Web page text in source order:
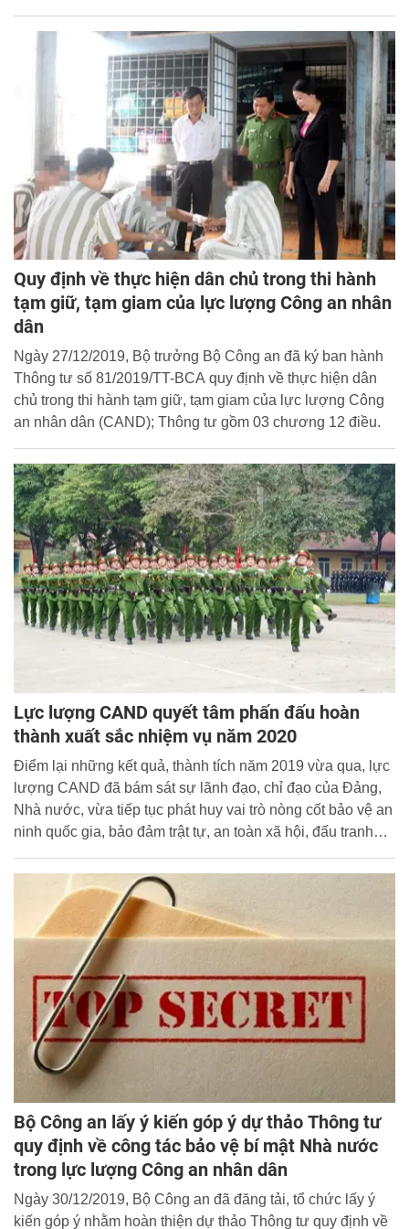
Quy định về thực hiện dân chủ trong thi hành
tạm giữ, tạm giam của lực lượng Công an nhân
dân
Ngày 27/12/2019, Bộ trưởng Bộ Công an đã ký ban hành
Thông tư số 81/2019/TT-BCA quy định về thực hiện dân
chủ trong thi hành tạm giữ, tạm giam của lực lượng Công
an nhân dân (CAND); Thông tư gồm 03 chương 12 điều.
Lực lượng CAND quyết tâm phấn đấu hoàn
thành xuất sắc nhiệm vụ năm 2020
Điểm lại những kết quả, thành tích năm 2019 vừa qua, lực
lượng CAND đã bám sát sự lãnh đạo, chỉ đạo của Đảng,
Nhà nước, vừa tiếp tục phát huy vai trò nòng cốt bảo vệ an
ninh quốc gia, bảo đảm trật tự, an toàn xã hội, đấu tranh
tiếp tục thể hiện quyết tâm chính trị rất cao trong toàn lực
Bộ Công an lấy ý kiến góp ý dự thảo Thông tư
quy định về công tác bảo vệ bí mật Nhà nước
trong lực lượng Công an nhân dân
Ngày 30/12/2019, Bộ Công an đã đăng tải, tổ chức lấy ý
kiến góp ý nhằm hoàn thiện dự thảo Thông tư quy định về